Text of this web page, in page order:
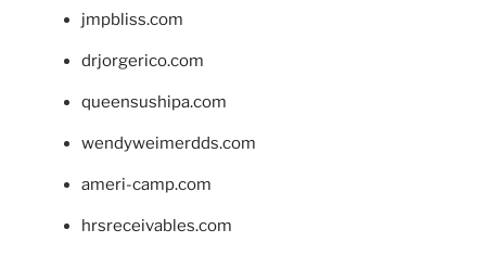
jmpbliss.com
drjorgerico.com
queensushipa.com
wendyweimerdds.com
ameri-camp.com
hrsreceivables.com